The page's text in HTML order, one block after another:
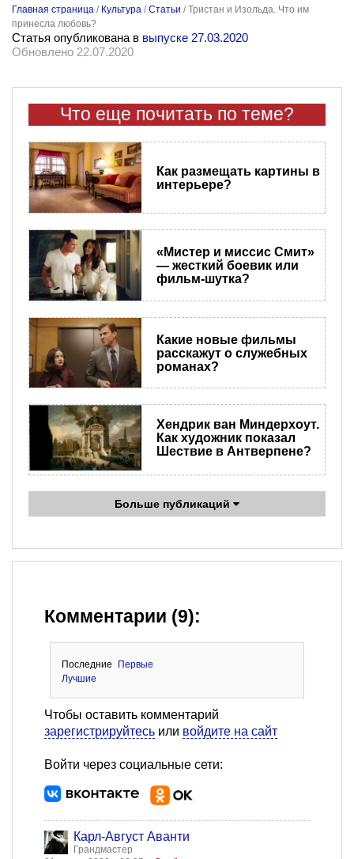
Главная страница / Культура /Статьи /Тристан и Изольда. Что им
принесла любовь?
Статья опубликована в выпуске 27.03.2020
Обновлено 22.07.2020
Что еще почитать по теме?
Как размещать картины в
интерьере?
«Мистер и миссис Смит»
— жесткий боевик или
фильм-шутка?
Какие новые фильмы
расскажут о служебных
романах?
Хендрик ван Миндерхоут.
Как художник показал
Шествие в Антверпене?
Больше публикаций
Комментарии (9):
Последние
Первые
Лучшие
Чтобы оставить комментарий
зарегистрируйтесь или войдите на сайт
Войти через социальные сети:
Карл-Август Аванти
Грандмастер